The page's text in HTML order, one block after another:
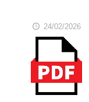
24/02/2026